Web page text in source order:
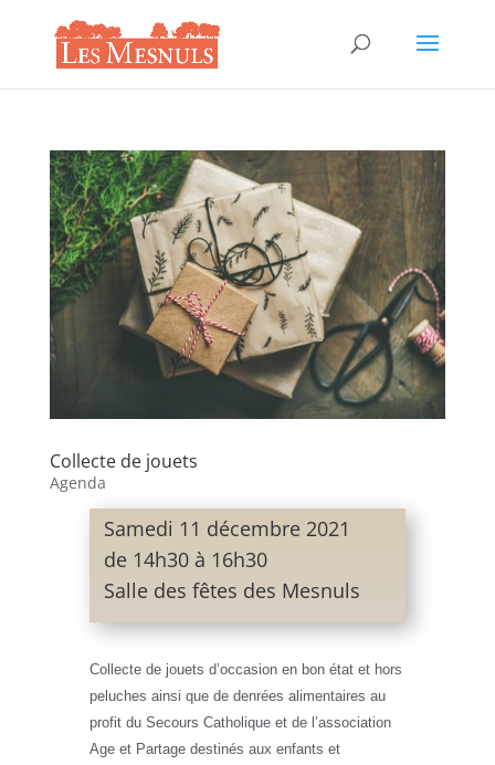
Collecte de jouets
Agenda
Samedi 11 décembre 2021
de 14h30 à 16h30
Salle des fêtes des Mesnuls
Collecte de jouets d’occasion en bon état et hors
peluches ainsi que de denrées alimentaires au
profit du Secours Catholique et de l’association
Age et Partage destinés aux enfants et